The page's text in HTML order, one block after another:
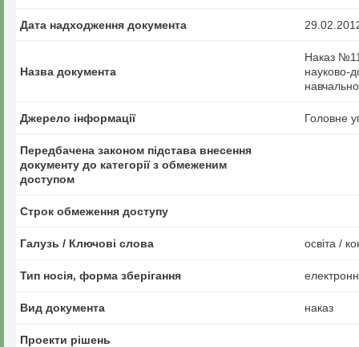
Дата надходження документа
Назва документа
Наказ
науково-
Джерело інформації Головне
Передбачена законом підстава внесення
документу до категорії з обмеженим
доступом
Строк обмеження доступу
Галузь / Ключові слова освіта /
Тип носія, форма зберігання
Вид документа наказ
Проекти рішень